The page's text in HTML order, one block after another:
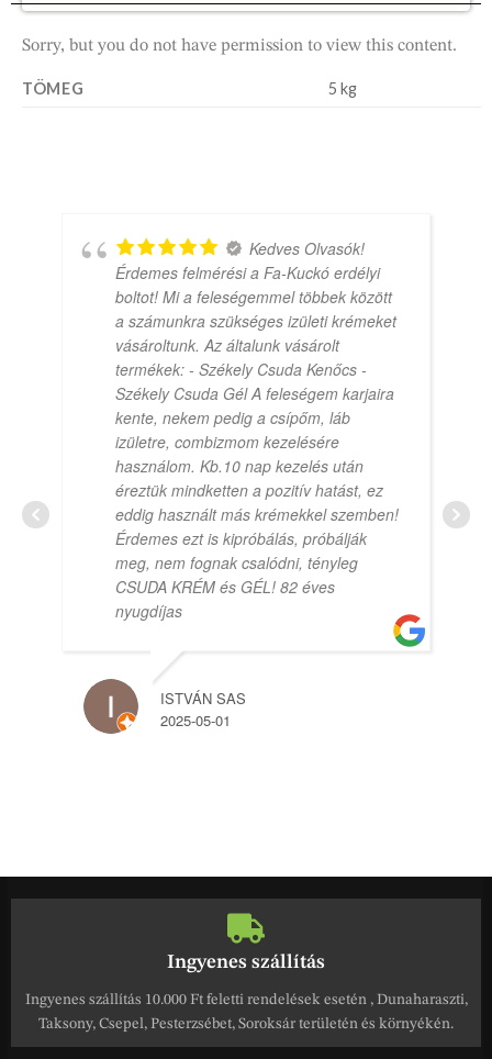
Sorry, but you do not have permission to view this content.
TÖMEG 5 kg
Kedves Olvasók!
Érdemes felmérési a Fa-Kuckó erdélyi
boltot! Mi a feleségemmel többek között
a számunkra szükséges izületi krémeket
vásároltunk. Az általunk vásárolt
termékek: - Székely Csuda Kenőcs -
Székely Csuda Gél A feleségem karjaira
kente, nekem pedig a csípőm, láb
izületre, combizmom kezelésére
használom. Kb.10 nap kezelés után
éreztük mindketten a pozitív hatást, ez
eddig használt más krémekkel szemben!
Érdemes ezt is kipróbálás, próbálják
meg, nem fognak csalódni, tényleg
CSUDA KRÉM és GÉL! 82 éves
nyugdíjas
ISTVÁN SAS
2025-05-01
Ingyenes szállítás
Ingyenes szállítás 10.000 Ft feletti rendelések esetén , Dunaharaszti,
Taksony, Csepel, Pesterzsébet, Soroksár területén és környékén.